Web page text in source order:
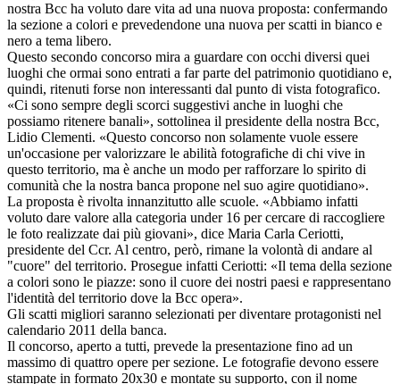
nostra Bcc ha voluto dare vita ad una nuova proposta: confermando
la sezione a colori e prevedendone una nuova per scatti in bianco e
nero a tema libero.
Questo secondo concorso mira a guardare con occhi diversi quei
luoghi che ormai sono entrati a far parte del patrimonio quotidiano e,
quindi, ritenuti forse non interessanti dal punto di vista fotografico.
«Ci sono sempre degli scorci suggestivi anche in luoghi che
possiamo ritenere banali», sottolinea il presidente della nostra Bcc,
Lidio Clementi. «Questo concorso non solamente vuole essere
un'occasione per valorizzare le abilità fotografiche di chi vive in
questo territorio, ma è anche un modo per rafforzare lo spirito di
comunità che la nostra banca propone nel suo agire quotidiano».
La proposta è rivolta innanzitutto alle scuole. «Abbiamo infatti
voluto dare valore alla categoria under 16 per cercare di raccogliere
le foto realizzate dai più giovani», dice Maria Carla Ceriotti,
presidente del Ccr. Al centro, però, rimane la volontà di andare al
"cuore" del territorio. Prosegue infatti Ceriotti: «Il tema della sezione
a colori sono le piazze: sono il cuore dei nostri paesi e rappresentano
l'identità del territorio dove la Bcc opera».
Gli scatti migliori saranno selezionati per diventare protagonisti nel
calendario 2011 della banca.
Il concorso, aperto a tutti, prevede la presentazione fino ad un
massimo di quattro opere per sezione. Le fotografie devono essere
stampate in formato 20x30 e montate su supporto, con il nome